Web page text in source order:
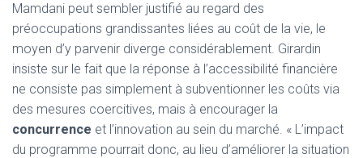
Mamdani peut sembler justifié au regard des
préoccupations grandissantes liées au coût de la vie, le
moyen d’y parvenir diverge considérablement. Girardin
insiste sur le fait que la réponse à l’accessibilité financière
ne consiste pas simplement à subventionner les coûts via
des mesures coercitives, mais à encourager la
concurrence et l’innovation au sein du marché. « L’impact
du programme pourrait donc, au lieu d’améliorer la situation